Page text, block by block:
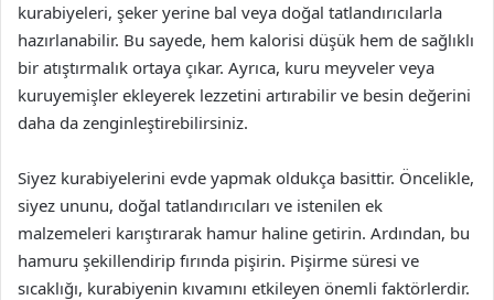
kurabiyeleri, şeker yerine bal veya doğal tatlandırıcılarla
hazırlanabilir. Bu sayede, hem kalorisi düşük hem de sağlıklı
bir atıştırmalık ortaya çıkar. Ayrıca, kuru meyveler veya
kuruyemişler ekleyerek lezzetini artırabilir ve besin değerini
daha da zenginleştirebilirsiniz.
Siyez kurabiyelerini evde yapmak oldukça basittir. Öncelikle,
siyez ununu, doğal tatlandırıcıları ve istenilen ek
malzemeleri karıştırarak hamur haline getirin. Ardından, bu
hamuru şekillendirip fırında pişirin. Pişirme süresi ve
sıcaklığı, kurabiyenin kıvamını etkileyen önemli faktörlerdir.